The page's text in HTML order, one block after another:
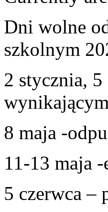
Dni wolne
szkolnym
2 stycznia,
8 maja -
11-13 maja
5 czerwca –